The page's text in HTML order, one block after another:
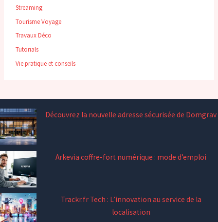
Streaming
Tourisme Voyage
Travaux Déco
Tutorials
Vie pratique et conseils
Découvrez la nouvelle adresse sécurisée de Domgrav
Arkevia coffre-fort numérique : mode d’emploi
Trackr.fr Tech : L’innovation au service de la
localisation